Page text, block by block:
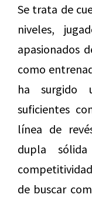
Se trata de
niveles,
apasionados
como
ha surgido
suficientes
línea de
dupla
de buscar